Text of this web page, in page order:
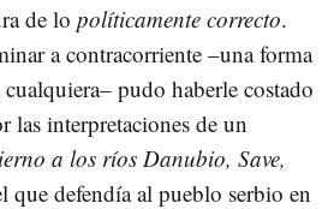
de lo políticamente correcto.
a contracorriente –una forma
pudo haberle costado
las interpretaciones de un
a los ríos Danubio, Save,
que defendía al pueblo serbio en